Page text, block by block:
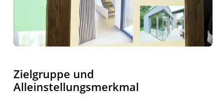
Zielgruppe und
Alleinstellungsmerkmal